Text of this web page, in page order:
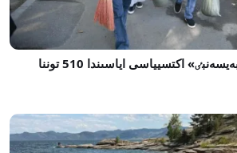
الماتى وبلىسىندا «تازا بەيسەنبٸ» اكتسيياسى اياسىندا 510 توننا